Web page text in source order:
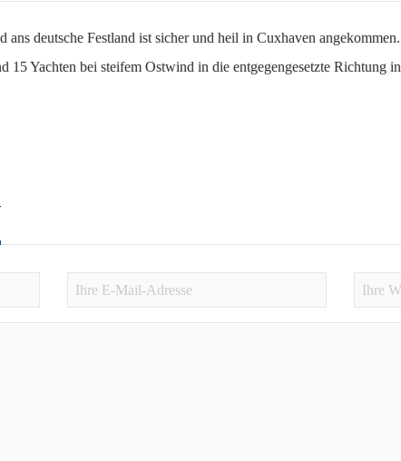
deutsche Festland ist sicher und heil in Cuxhaven
15 Yachten bei steifem Ostwind in die entgegengesetzte Richtung